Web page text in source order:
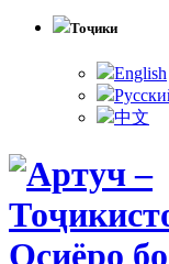
Тоҷики
English
中文